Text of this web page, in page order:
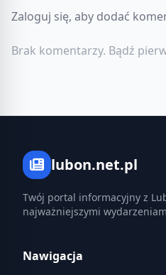
Zaloguj się, aby dodać
Brak komentarzy. Bądź
lubon.net.pl
Twój portal informacyjny z
najważniejszymi
Nawigacja